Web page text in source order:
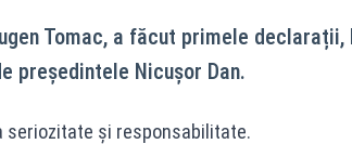
Tomac, a făcut primele
președintele Nicușor Dan.
seriozitate și responsabilitate.